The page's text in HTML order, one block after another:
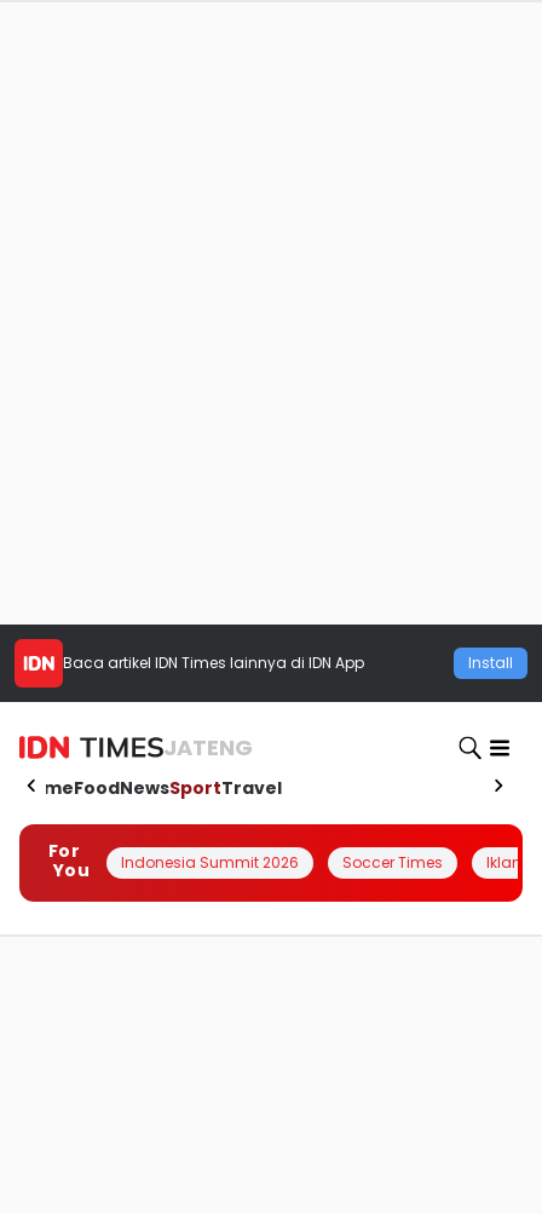
Baca artikel IDN Times lainnya di IDN App Install
JATENG
HomeFoodNewsSportTravel
For
You
Indonesia Summit 2026 Soccer Times Iklanin